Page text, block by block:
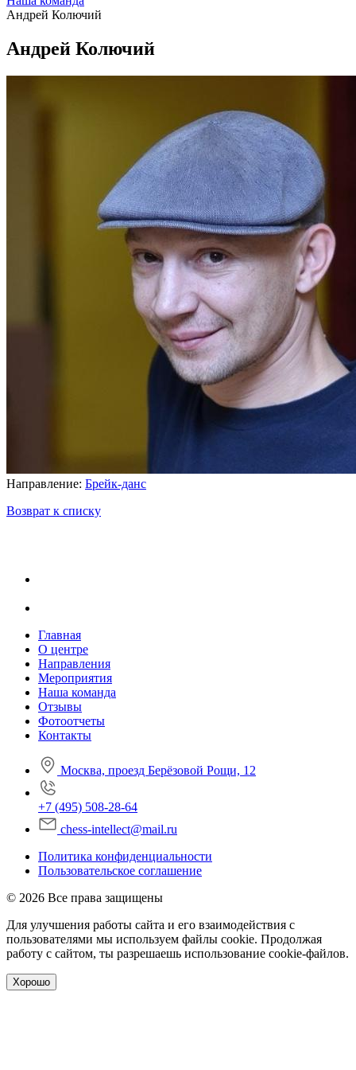
Андрей Колючий
Андрей Колючий
Направление: Брейк-данс
Возврат к списку
Главная
О центре
Направления
Мероприятия
Наша команда
Отзывы
Фотоотчеты
Контакты
Москва, проезд Берёзовой Рощи, 12
+7 (495) 508-28-64
chess-intellect@mail.ru
Политика конфиденциальности
Пользовательское соглашение
© 2026 Все права защищены
Для улучшения работы сайта и его взаимодействия с
пользователями мы используем файлы cookie. Продолжая
работу с сайтом, ты разрешаешь использование cookie-файлов.
Хорошо